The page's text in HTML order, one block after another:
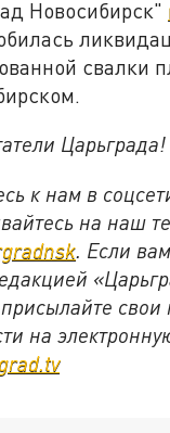
Новосибирск"
свалки
Царьграда!
к нам в
на наш
. Если
на